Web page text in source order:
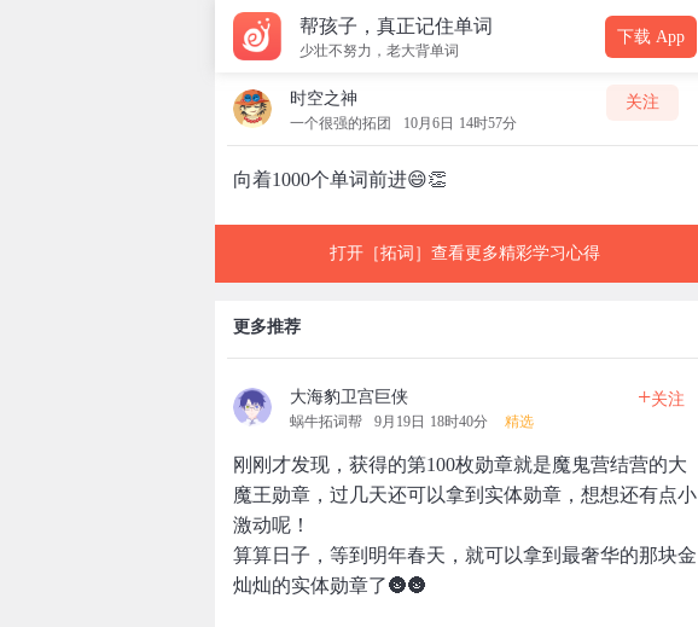
帮孩子，真正记住单词
少壮不努力，老大背单词
下载 App
时空之神
一个很强的拓团 10月6日 14时57分
关注
向着1000个单词前进😄👏
打开［拓词］查看更多精彩学习心得
更多推荐
大海豹卫宫巨侠
蜗牛拓词帮 9月19日 18时40分 精选
+关注
刚刚才发现，获得的第100枚勋章就是魔鬼营结营的大
魔王勋章，过几天还可以拿到实体勋章，想想还有点小
激动呢！
算算日子，等到明年春天，就可以拿到最奢华的那块金
灿灿的实体勋章了🌚🌚